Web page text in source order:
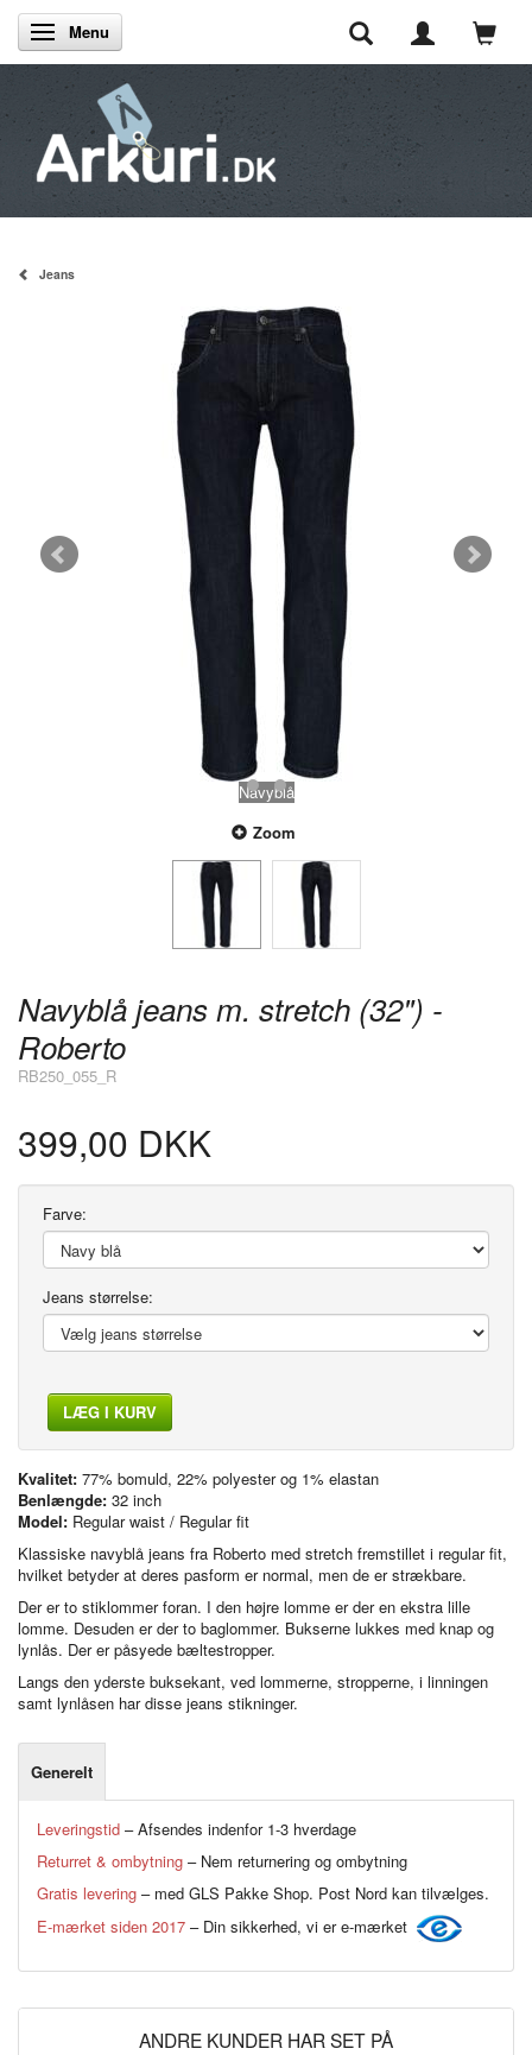
Skifte navigation
Menu
Jeans
Navyblå
Zoom
Navyblå jeans m. stretch (32") -
Roberto
RB250_055_R
399,00 DKK
Farve:
Jeans størrelse:
LÆG I KURV
Kvalitet: 77% bomuld, 22% polyester og 1% elastan
Benlængde: 32 inch
Model: Regular waist / Regular fit
Klassiske navyblå jeans fra Roberto med stretch fremstillet i regular fit,
hvilket betyder at deres pasform er normal, men de er strækbare.
Der er to stiklommer foran. I den højre lomme er der en ekstra lille
lomme. Desuden er der to baglommer. Bukserne lukkes med knap og
lynlås. Der er påsyede bæltestropper.
Langs den yderste buksekant, ved lommerne, stropperne, i linningen
samt lynlåsen har disse jeans stikninger.
Generelt
Leveringstid – Afsendes indenfor 1-3 hverdage
Returret & ombytning – Nem returnering og ombytning
Gratis levering – med GLS Pakke Shop. Post Nord kan tilvælges.
E-mærket siden 2017 – Din sikkerhed, vi er e-mærket
ANDRE KUNDER HAR SET PÅ